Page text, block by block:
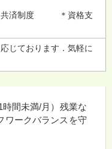
済制度 ＊資格支
じております．気軽に
間未満/月）残業な
ワークバランスを守